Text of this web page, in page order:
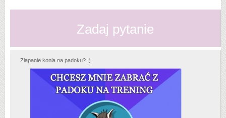
Zadaj pytanie
Złapanie konia na padoku? ;)